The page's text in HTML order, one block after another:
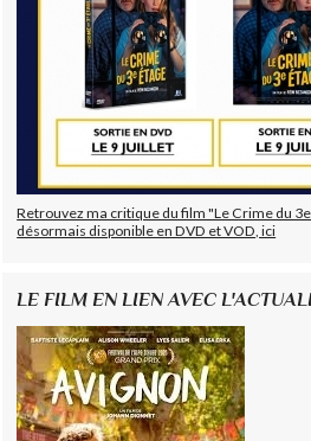
Retrouvez ma critique du film "Le Crime du
désormais disponible en DVD et VOD, ici
LE FILM EN LIEN AVEC